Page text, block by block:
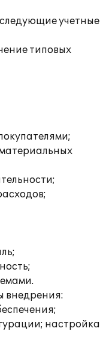
учетные
типовых
внедрения:
настройка